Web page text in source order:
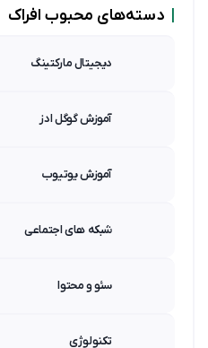
دسته‌های محبوب افراک
دیجیتال مارکتینگ
آموزش گوگل ادز
آموزش یوتیوب
شبکه های اجتماعی
سئو و محتوا
تکنولوژی